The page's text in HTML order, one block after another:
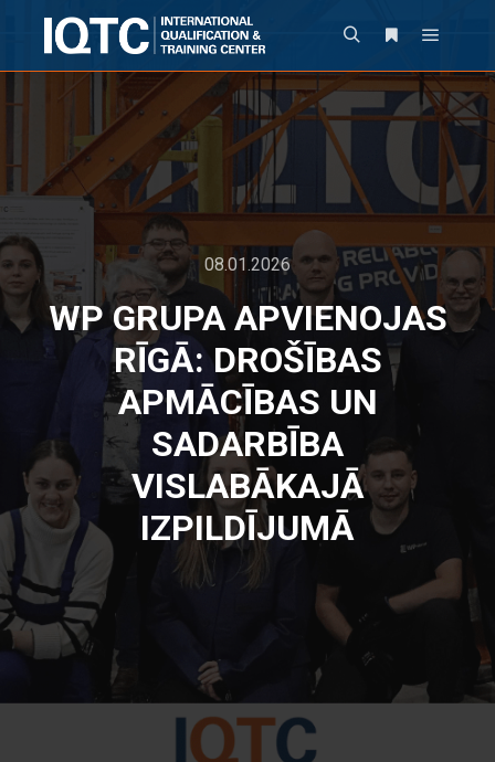
08.01.2026
WP GRUPA APVIENOJAS
RĪGĀ: DROŠĪBAS
APMĀCĪBAS UN
SADARBĪBA
VISLABĀKAJĀ
IZPILDĪJUMĀ